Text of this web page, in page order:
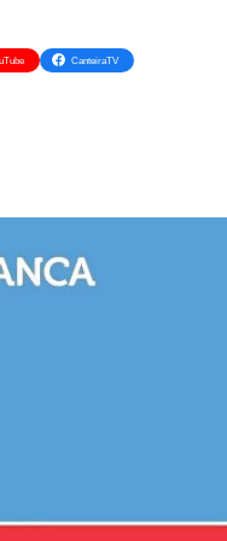
CanteiraTV